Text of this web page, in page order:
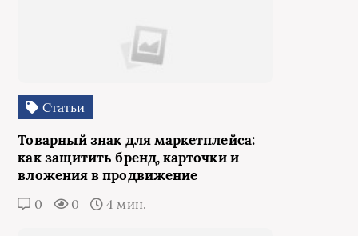
Статьи
Товарный знак для маркетплейса:
как защитить бренд, карточки и
вложения в продвижение
0 0 4 мин.